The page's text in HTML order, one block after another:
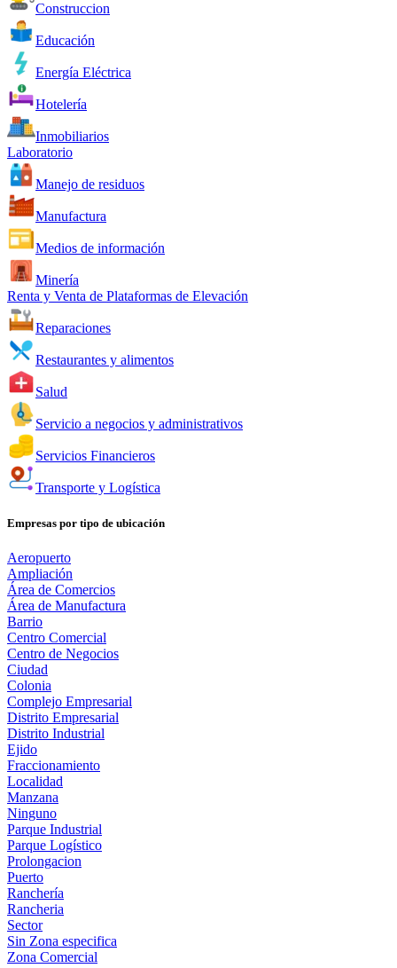
Construccion
Educación
Energía Eléctrica
Hotelería
Inmobiliarios
Laboratorio
Manejo de residuos
Manufactura
Medios de información
Minería
Renta y Venta de Plataformas de Elevación
Reparaciones
Restaurantes y alimentos
Salud
Servicio a negocios y administrativos
Servicios Financieros
Transporte y Logística
Empresas por tipo de ubicación
Aeropuerto
Ampliación
Área de Comercios
Área de Manufactura
Barrio
Centro Comercial
Centro de Negocios
Ciudad
Colonia
Complejo Empresarial
Distrito Empresarial
Distrito Industrial
Ejido
Fraccionamiento
Localidad
Manzana
Ninguno
Parque Industrial
Parque Logístico
Prolongacion
Puerto
Ranchería
Rancheria
Sector
Sin Zona especifica
Zona Comercial